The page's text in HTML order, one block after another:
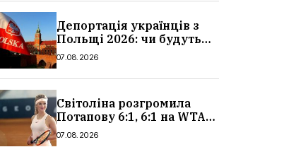
Депортація українців з
Польщі 2026: чи будуть
висилати українських
07.08.2026
Світоліна розгромила
Потапову 6:1, 6:1 на WTA
1000 у Торонто
07.08.2026